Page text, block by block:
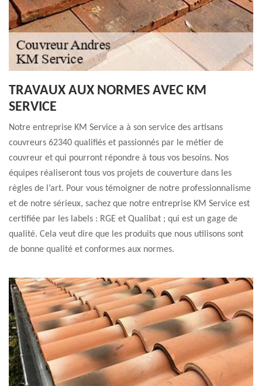
TRAVAUX AUX NORMES AVEC KM
SERVICE
Notre entreprise KM Service a à son service des artisans
couvreurs 62340 qualifiés et passionnés par le métier de
couvreur et qui pourront répondre à tous vos besoins. Nos
équipes réaliseront tous vos projets de couverture dans les
règles de l’art. Pour vous témoigner de notre professionnalisme
et de notre sérieux, sachez que notre entreprise KM Service est
certifiée par les labels : RGE et Qualibat ; qui est un gage de
qualité. Cela veut dire que les produits que nous utilisons sont
de bonne qualité et conformes aux normes.